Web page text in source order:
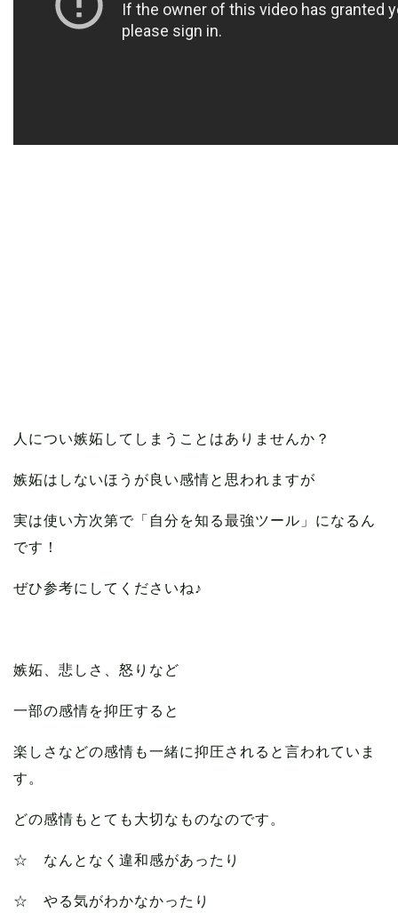
人につい嫉妬してしまうことはありませんか？
嫉妬はしないほうが良い感情と思われますが
実は使い方次第で「自分を知る最強ツール」になるん
です！
ぜひ参考にしてくださいね♪
嫉妬、悲しさ、怒りなど
一部の感情を抑圧すると
楽しさなどの感情も一緒に抑圧されると言われていま
す。
どの感情もとても大切なものなのです。
☆ なんとなく違和感があったり
☆ やる気がわかなかったり